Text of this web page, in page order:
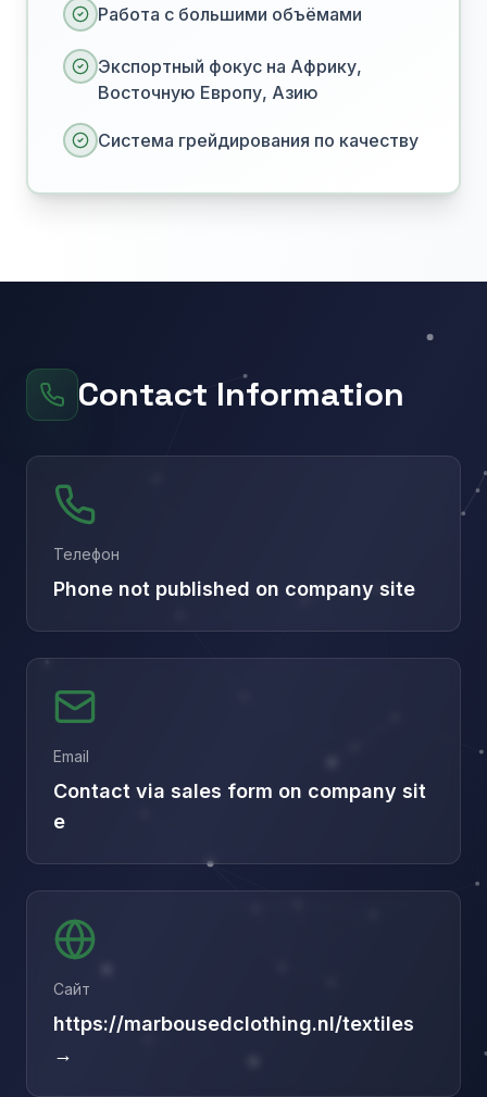
Работа с большими объёмами
Экспортный фокус на Африку,
Восточную Европу, Азию
Система грейдирования по качеству
Contact Information
Телефон
Phone not published on company site
Email
Contact via sales form on company sit
e
Сайт
https://marbousedclothing.nl/textiles
→